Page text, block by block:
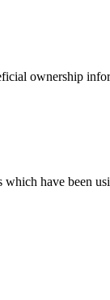
ownership
have been